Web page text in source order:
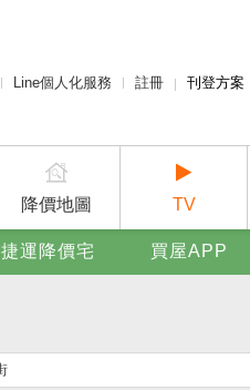
Line個人化服務 註冊 刊登方案
賣屋刊登
廣告刊登
降價地圖 TV
捷運降價宅 買屋APP